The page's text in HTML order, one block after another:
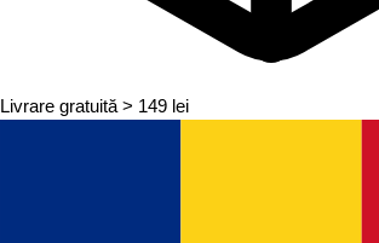
Livrare gratuită > 149 lei